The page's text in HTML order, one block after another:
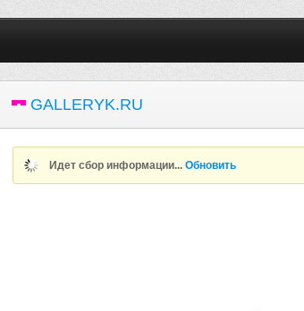
GALLERYK.RU
Идет сбор информации...Обновить